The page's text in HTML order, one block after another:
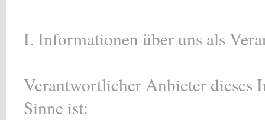
I. Informationen über uns als
Verantwortlicher Anbieter dieses
Sinne ist: